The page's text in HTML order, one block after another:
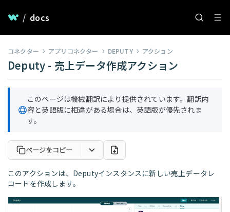
/ docs
コネクター アプリコネクター DEPUTY アクション
Deputy - 売上データ作成アクション
このページは機械翻訳により提供されています。翻訳内
容と英語版に相違がある場合は、英語版が優先されま
す。
ページをコピー
このアクションは、Deputyインスタンスに新しい売上データレ
コードを作成します。